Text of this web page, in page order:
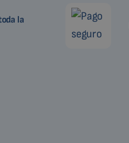
la